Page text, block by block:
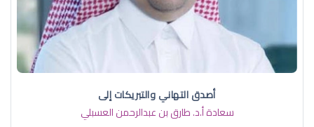
أصدق التهاني والتبريكات إلى
سعادة أ.د. ​طارق بن عبدالرحمن العسبلي